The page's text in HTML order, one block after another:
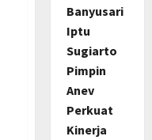
Banyusari
Iptu
Sugiarto
Pimpin
Anev
Perkuat
Kinerja